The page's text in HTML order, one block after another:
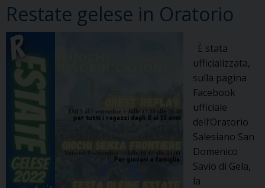
Restate gelese in Oratorio
È stata
ufficializzata,
sulla pagina
Facebook
ufficiale
dell’Oratorio
Salesiano San
Domenico
Savio di Gela,
la